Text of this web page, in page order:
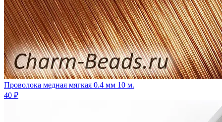
Проволока медная мягкая 0.4 мм 10 м.
40 ₽